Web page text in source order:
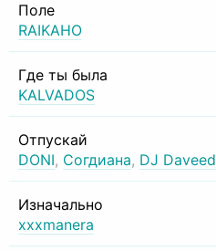
Поле
RAIKAHO
Где ты была
KALVADOS
Отпускай
DONI, Согдиана, DJ Daveed
Изначально
xxxmanera